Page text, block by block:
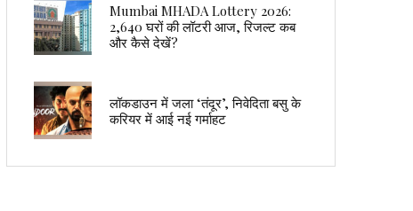
Mumbai MHADA Lottery 2026:
2,640 घरों की लॉटरी आज, रिजल्ट कब
और कैसे देखें?
लॉकडाउन में जला ‘तंदूर’, निवेदिता बसु के
करियर में आई नई गर्माहट